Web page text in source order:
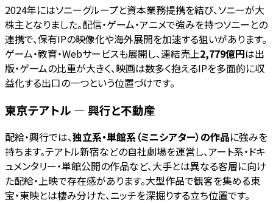
2024年にはソニーグループと資本業務提携を結び、ソニーが大
株主となりました。配信・ゲーム・アニメで強みを持つソニーとの
連携で、保有IPの映像化や海外展開を加速する狙いがあります。
ゲーム・教育・Webサービスも展開し、連結売上2,779億円は出
版・ゲームの比重が大きく、映画は数多く抱えるIPを多面的に収
益化する出口の一つという位置づけです。
東京テアトル — 興行と不動産
配給・興行では、独立系・単館系（ミニシアター）の作品に強みを
持ちます。テアトル新宿などの自社劇場を運営し、アート系・ドキ
ュメンタリー・単館公開の作品など、大手とは異なる客層に向け
た配給・上映で存在感があります。大型作品で観客を集める東
宝・東映とは棲み分けた、ニッチを深掘りする立ち位置です。